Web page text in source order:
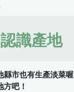
認識產地
縣市也有生產淡菜
方吧！